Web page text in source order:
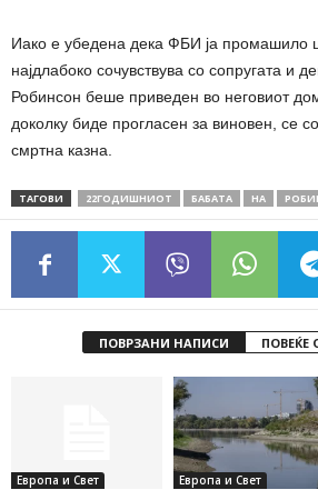
Иако е убедена дека ФБИ ја промашило
најдлабоко сочувствува со сопругата и
Робинсон беше приведен во неговиот
доколку биде прогласен за виновен, се
смртна казна.
ТАГОВИ 22ГОДИШНИОТ БАБАТА НА
ПОВРЗАНИ НАПИСИ ПОВЕЌЕ
Европа и Свет Европа и Свет